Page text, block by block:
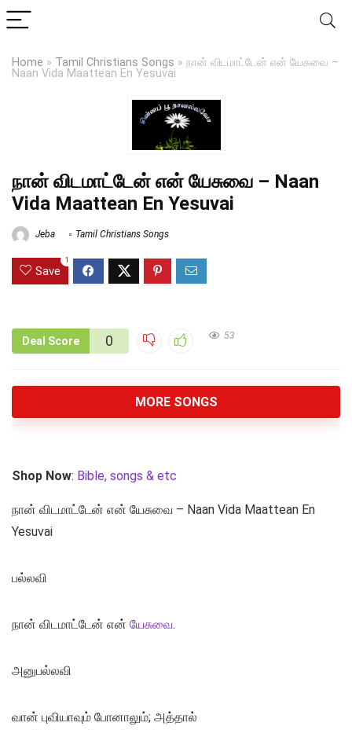
Home » Tamil Christians Songs » நான் விடமாட்டேன் என் யேசுவை –
Naan Vida Maattean En Yesuvai
நான் விடமாட்டேன் என் யேசுவை – Naan
Vida Maattean En Yesuvai
Jeba Tamil Christians Songs
Save
1
Deal Score 0 53
MORE SONGS
Shop Now: Bible, songs & etc
நான் விடமாட்டேன் என் யேசுவை – Naan Vida Maattean En
Yesuvai
பல்லவி
நான் விடமாட்டேன் என் யேசுவை.
அனுபல்லவி
வான் புவியாவும் போனாலும்; அத்தால்